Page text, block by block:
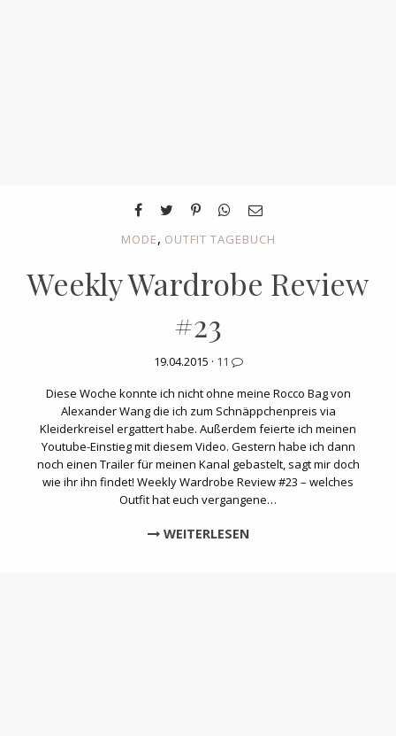
MODE, OUTFIT TAGEBUCH
Weekly Wardrobe Review
#23
19.04.2015 · 11
Diese Woche konnte ich nicht ohne meine Rocco Bag von
Alexander Wang die ich zum Schnäppchenpreis via
Kleiderkreisel ergattert habe. Außerdem feierte ich meinen
Youtube-Einstieg mit diesem Video. Gestern habe ich dann
noch einen Trailer für meinen Kanal gebastelt, sagt mir doch
wie ihr ihn findet! Weekly Wardrobe Review #23 – welches
Outfit hat euch vergangene…
WEITERLESEN